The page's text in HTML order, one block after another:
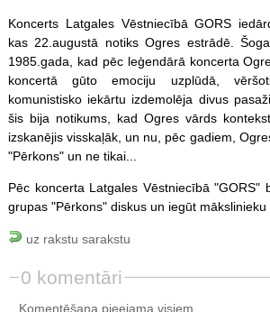
Koncerts Latgales Vēstniecībā GORS
kas 22.augustā notiks Ogres estrādē.
1985.gada, kad pēc leģendārā koncerta
koncertā gūto emociju uzplūdā,
komunistisko iekārtu izdemolēja divus
šis bija notikums, kad Ogres vārds
izskanējis visskaļāk, un nu, pēc gadiem,
"Pērkons" un ne tikai...
Pēc koncerta Latgales Vēstniecībā "GORS"
grupas "Pērkons" diskus un iegūt mākslinieku
uz rakstu sarakstu
0 komentāri
Komentēšana pieejama visiem.